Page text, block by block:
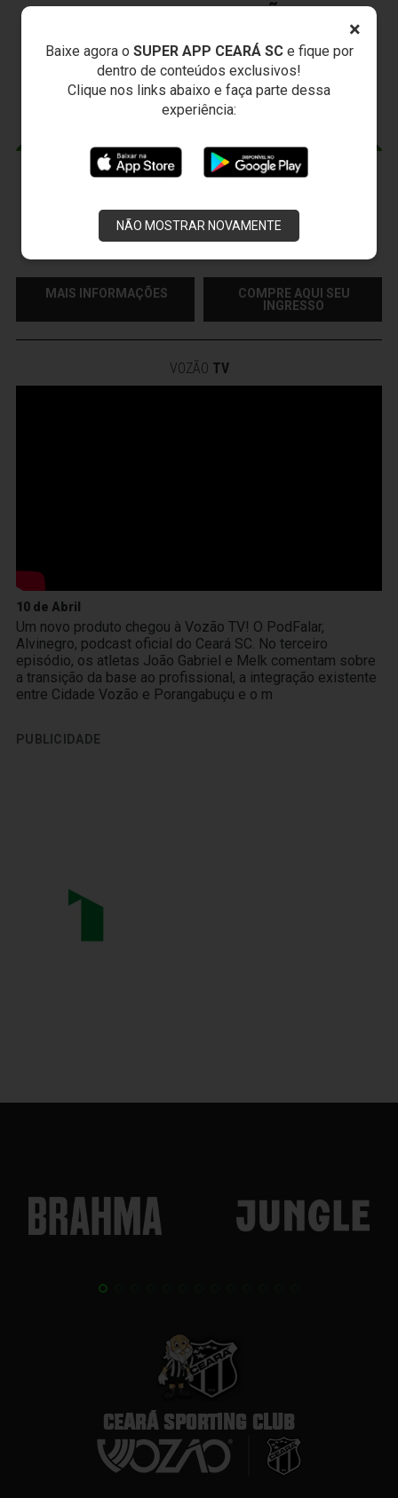
×
Baixe agora o SUPER APP CEARÁ SCe fique por
dentro de conteúdos exclusivos!
Clique nos links abaixo e faça parte dessa
experiência:
NÃO MOSTRAR NOVAMENTE
JOGOS DOVOZÃO
Sábado, 15/08/2026 - 18:30
Presidente Vargas - Capital/CE
MAIS INFORMAÇÕES
COMPRE AQUI SEU
INGRESSO
VOZÃO TV
10 de Abril
Um novo produto chegou à Vozão TV! O PodFalar,
Alvinegro, podcast oficial do Ceará SC. No terceiro
episódio, os atletas João Gabriel e Melk comentam sobre
a transição da base ao profissional, a integração existente
entre Cidade Vozão e Porangabuçu e o m
PUBLICIDADE
CEARÁ SPORTING CLUB